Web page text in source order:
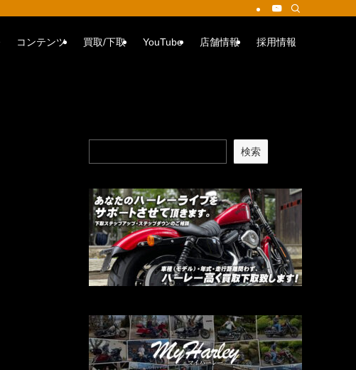
コンテンツ 買取/下取 YouTube 店舗情報 採用情報
検索